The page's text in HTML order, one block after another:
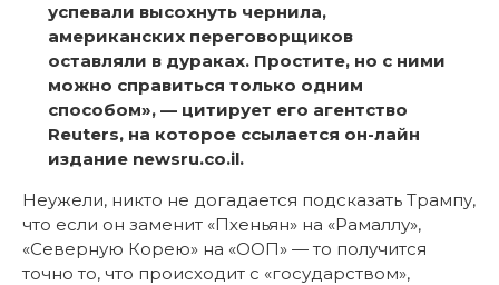
успевали высохнуть чернила,
американских переговорщиков
оставляли в дураках. Простите, но с ними
можно справиться только одним
способом», — цитирует его агентство
Reuters, на которое ссылается он-лайн
издание newsru.co.il.
Неужели, никто не догадается подсказать Трампу,
что если он заменит «Пхеньян» на «Рамаллу»,
«Северную Корею» на «ООП» — то получится
точно то, что происходит с «государством»,